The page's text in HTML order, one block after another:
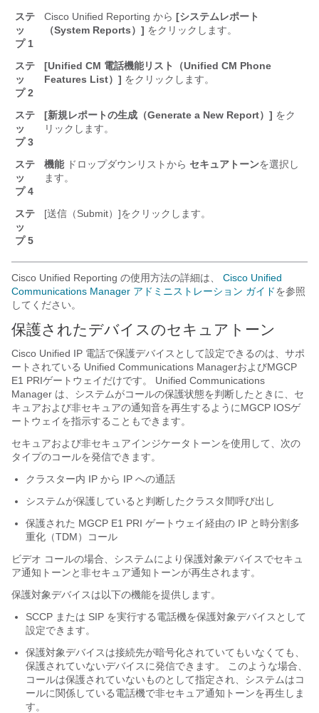
ステ
ッ
プ 1
Cisco Unified Reporting から [システムレポート
（System Reports）] をクリックします。
ステ
ッ
プ 2
[Unified CM 電話機能リスト（Unified CM Phone
Features List）] をクリックします。
ステ
ッ
プ 3
[新規レポートの生成（Generate a New Report）] をク
リックします。
ステ
ッ
プ 4
機能 ドロップダウンリストから セキュアトーンを選択し
ます。
ステ
ッ
プ 5
[送信（Submit）]をクリックします。
Cisco Unified Reporting の使用方法の詳細は、 Cisco Unified
Communications Manager アドミニストレーション ガイドを参照
してください。
保護されたデバイスのセキュアトーン
Cisco Unified IP 電話で保護デバイスとして設定できるのは、サポ
ートされている Unified Communications ManagerおよびMGCP
E1 PRIゲートウェイだけです。 Unified Communications
Manager は、システムがコールの保護状態を判断したときに、セ
キュアおよび非セキュアの通知音を再生するようにMGCP IOSゲ
ートウェイを指示することもできます。
セキュアおよび非セキュアインジケータトーンを使用して、次の
タイプのコールを発信できます。
クラスター内 IP から IP への通話
システムが保護していると判断したクラスタ間呼び出し
保護された MGCP E1 PRI ゲートウェイ経由の IP と時分割多
重化（TDM）コール
ビデオ コールの場合、システムにより保護対象デバイスでセキュ
ア通知トーンと非セキュア通知トーンが再生されます。
保護対象デバイスは以下の機能を提供します。
SCCP または SIP を実行する電話機を保護対象デバイスとして
設定できます。
保護対象デバイスは接続先が暗号化されていてもいなくても、
保護されていないデバイスに発信できます。 このような場合、
コールは保護されていないものとして指定され、システムはコ
ールに関係している電話機で非セキュア通知トーンを再生しま
す。